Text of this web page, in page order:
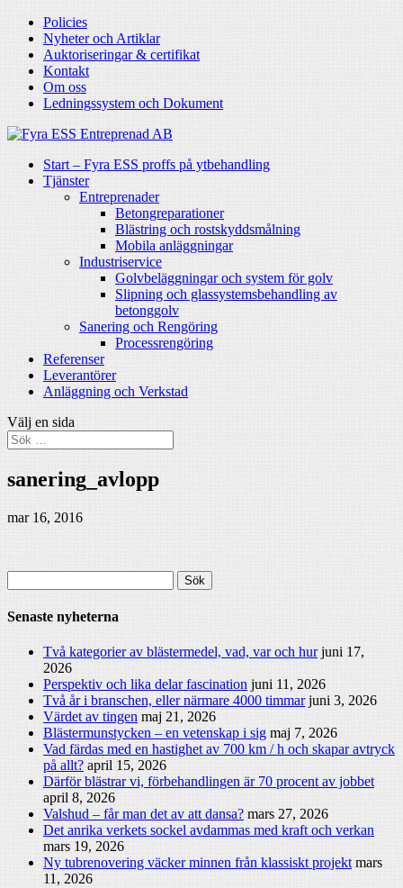
Policies
Nyheter och Artiklar
Auktoriseringar & certifikat
Kontakt
Om oss
Ledningssystem och Dokument
Start – Fyra ESS proffs på ytbehandling
Tjänster
Entreprenader
Betongreparationer
Blästring och rostskyddsmålning
Mobila anläggningar
Industriservice
Golvbeläggningar och system för golv
Slipning och glassystemsbehandling av
betonggolv
Sanering och Rengöring
Processrengöring
Referenser
Leverantörer
Anläggning och Verkstad
Välj en sida
sanering_avlopp
mar 16, 2016
efter:
Senaste nyheterna
Två kategorier av blästermedel, vad, var och hur juni 17,
2026
Perspektiv och lika delar fascination juni 11, 2026
Två år i branschen, eller närmare 4000 timmar juni 3, 2026
Värdet av tingen maj 21, 2026
Blästermunstycken – en vetenskap i sig maj 7, 2026
Vad färdas med en hastighet av 700 km / h och skapar avtryck
på allt? april 15, 2026
Därför blästrar vi, förbehandlingen är 70 procent av jobbet
april 8, 2026
Valshud – får man det av att dansa? mars 27, 2026
Det anrika verkets sockel avdammas med kraft och verkan
mars 19, 2026
Ny tubrenovering väcker minnen från klassiskt projekt mars
11, 2026